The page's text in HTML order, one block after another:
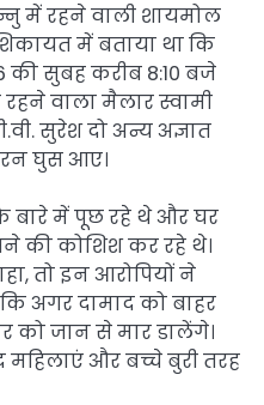
में रहने वाली शायमोल
में बताया था कि
की सुबह करीब 8:10 बजे
रहने वाला मैलार स्वामी
सुरेश दो अन्य अज्ञात
घुस आए।
बारे में पूछ रहे थे और घर
की कोशिश कर रहे थे।
तो इन आरोपियों ने
अगर दामाद को बाहर
को जान से मार डालेंगे।
और बच्चे बुरी तरह